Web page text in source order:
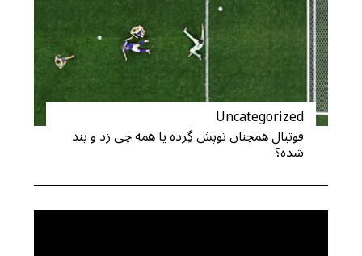
Uncategorized
فوتبال همچنان توپش گِرده یا همه چی زد و بند
شده؟